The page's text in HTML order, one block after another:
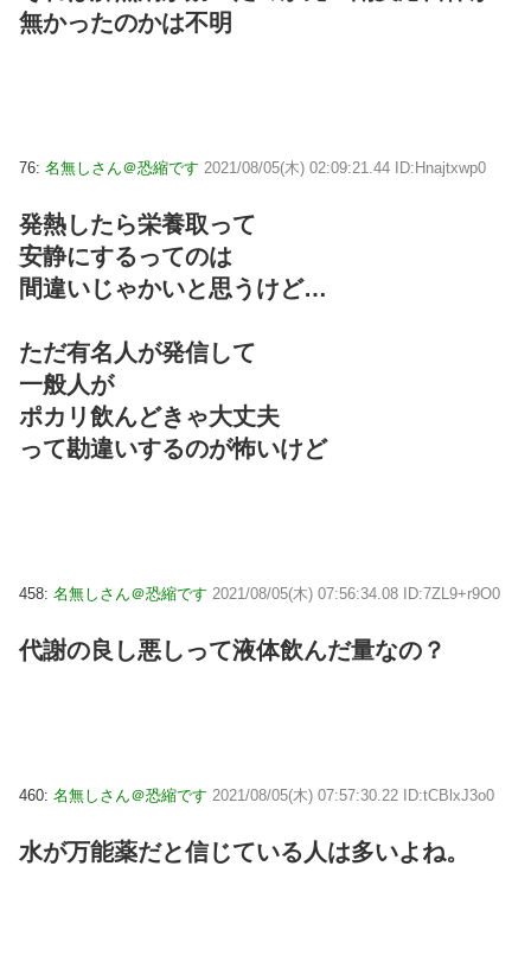
無かったのかは不明
76: 名無しさん＠恐縮です 2021/08/05(木) 02:09:21.44 ID:Hnajtxwp0
発熱したら栄養取って
安静にするってのは
間違いじゃかいと思うけど…
ただ有名人が発信して
一般人が
ポカリ飲んどきゃ大丈夫
って勘違いするのが怖いけど
458: 名無しさん＠恐縮です 2021/08/05(木) 07:56:34.08 ID:7ZL9+r9O0
代謝の良し悪しって液体飲んだ量なの？
460: 名無しさん＠恐縮です 2021/08/05(木) 07:57:30.22 ID:tCBlxJ3o0
水が万能薬だと信じている人は多いよね。